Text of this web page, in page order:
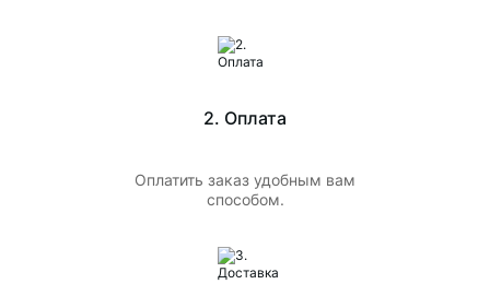
2. Оплата
Оплатить заказ удобным вам
способом.